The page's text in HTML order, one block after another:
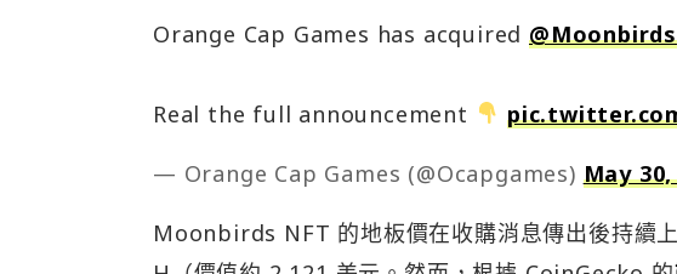
Orange Cap Games has acquired @Moonbirds
Real the full announcement
— Orange Cap Games (@Ocapgames) May 30,
Moonbirds NFT 的地板價在收購消息傳出後持續